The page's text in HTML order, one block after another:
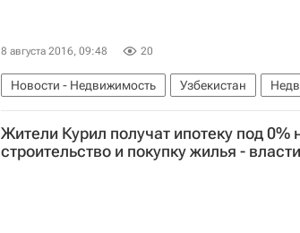
8 августа 2016, 09:48 20
Новости - Недвижимость Узбекистан
Жители Курил получат ипотеку под 0%
строительство и покупку жилья - власти